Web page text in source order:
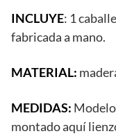
INCLUYE: 1
fabricada a mano.
MATERIAL:
MEDIDAS:
montado aquí